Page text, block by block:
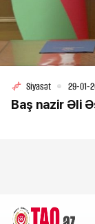
Siyasət 29-01-
Baş nazir Əli